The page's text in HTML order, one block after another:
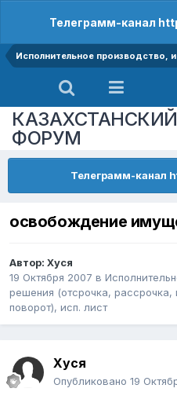
Телеграмм-канал
Исполнительное производство,
ФОРУМ
Телеграмм-канал
освобождение
Автор: Хуся
19 Октября 2007 в
решения (отсрочка,
поворот), исп. лист
Хуся
Опубликовано 19